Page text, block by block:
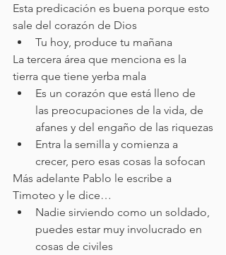
Esta predicación es buena porque esto
sale del corazón de Dios
Tu hoy, produce tu mañana
La tercera área que menciona es la
tierra que tiene yerba mala
Es un corazón que está lleno de
las preocupaciones de la vida, de
afanes y del engaño de las riquezas
Entra la semilla y comienza a
crecer, pero esas cosas la sofocan
Más adelante Pablo le escribe a
Timoteo y le dice…
Nadie sirviendo como un soldado,
puedes estar muy involucrado en
cosas de civiles